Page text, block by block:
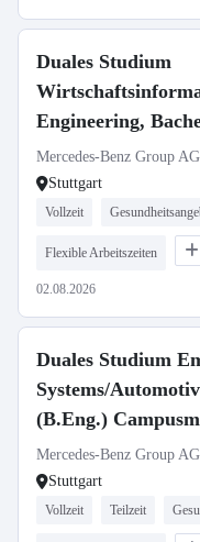
Duales Studium
Engineering,
Mercedes-Benz
GmbH, Stuttgart
Studienbeginn 1.
Mercedes-Benz Group AG
Stuttgart
Vollzeit
Flexible Arbeitszeiten
02.08.2026
Duales Studium
Systems/
(B.Eng.)
01.10.2027 (w/m/d)
Mercedes-Benz Group AG
Stuttgart
Vollzeit Teilzeit